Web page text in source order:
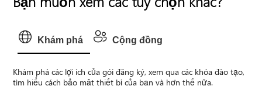
Khám phá Cộng đồng
Khám phá các lợi ích của gói đăng ký, xem qua các khóa đào tạo,
tìm hiểu cách bảo mật thiết bị của bạn và hơn thế nữa.